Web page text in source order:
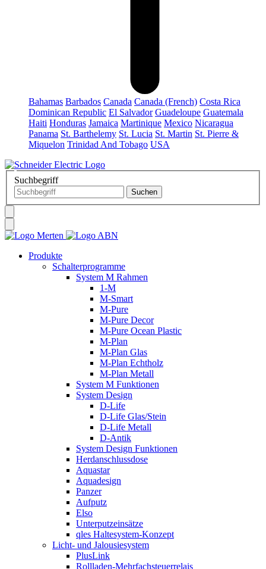
Bahamas Barbados Canada Canada (French) Costa Rica
Dominican Republic El Salvador Guadeloupe Guatemala
Haiti Honduras Jamaica Martinique Mexico Nicaragua
Panama St. Barthelemy St. Lucia St. Martin St. Pierre &
Miquelon Trinidad And Tobago USA
Suchbegriff
Produkte
Schalterprogramme
System M Rahmen
1-M
M-Smart
M-Pure
M-Pure Decor
M-Pure Ocean Plastic
M-Plan
M-Plan Glas
M-Plan Echtholz
M-Plan Metall
System M Funktionen
System Design
D-Life
D-Life Glas/Stein
D-Life Metall
D-Antik
System Design Funktionen
Herdanschlussdose
Aquastar
Aquadesign
Panzer
Aufputz
Elso
Unterputzeinsätze
qles Haltesystem-Konzept
Licht- und Jalousiesystem
PlusLink
Rollladen-Mehrfachsteuerrelais